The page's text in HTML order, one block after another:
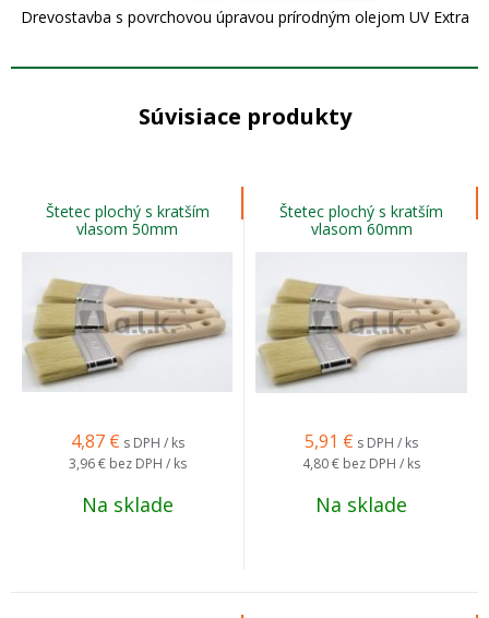
Drevostavba s povrchovou úpravou prírodným olejom UV Extra
Súvisiace produkty
Štetec plochý s kratším
vlasom 50mm
4,87 € s DPH / ks
3,96 € bez DPH / ks
Na sklade
Štetec plochý s kratším
vlasom 60mm
5,91 € s DPH / ks
4,80 € bez DPH / ks
Na sklade